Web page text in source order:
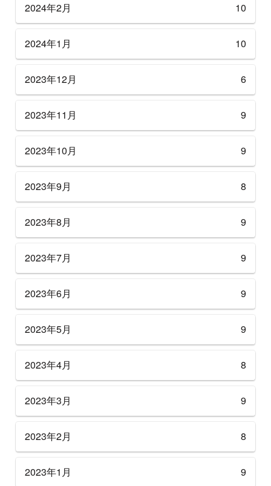
2024年2月 10
2024年1月 10
2023年12月 6
2023年11月 9
2023年10月 9
2023年9月 8
2023年8月 9
2023年7月 9
2023年6月 9
2023年5月 9
2023年4月 8
2023年3月 9
2023年2月 8
2023年1月 9